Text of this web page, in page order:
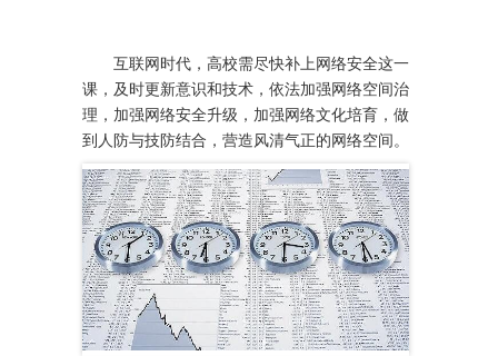
互联网时代，高校需尽快补上网络安全这一
课，及时更新意识和技术，依法加强网络空间治
理，加强网络安全升级，加强网络文化培育，做
到人防与技防结合，营造风清气正的网络空间。